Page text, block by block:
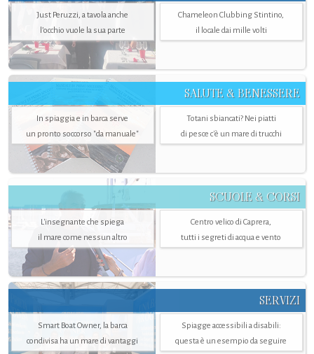
Just Peruzzi, a tavola anche
l’occhio vuole la sua parte
Chameleon Clubbing Stintino,
il locale dai mille volti
SALUTE & BENESSERE
In spiaggia e in barca serve
un pronto soccorso "da manuale"
Totani sbiancati? Nei piatti
di pesce c'è un mare di trucchi
SCUOLE & CORSI
L'insegnante che spiega
il mare come nessun altro
Centro velico di Caprera,
tutti i segreti di acqua e vento
SERVIZI
Smart Boat Owner, la barca
condivisa ha un mare di vantaggi
Spiagge accessibili a disabili:
questa è un esempio da seguire